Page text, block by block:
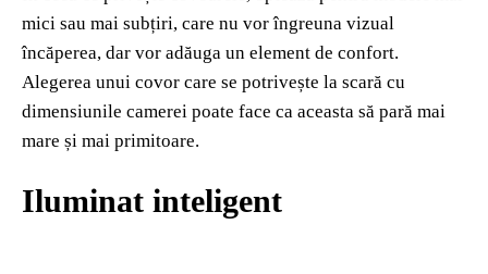
mici sau mai subțiri, care nu vor îngreuna vizual
încăperea, dar vor adăuga un element de confort.
Alegerea unui covor care se potrivește la scară cu
dimensiunile camerei poate face ca aceasta să pară mai
mare și mai primitoare.
Iluminat inteligent